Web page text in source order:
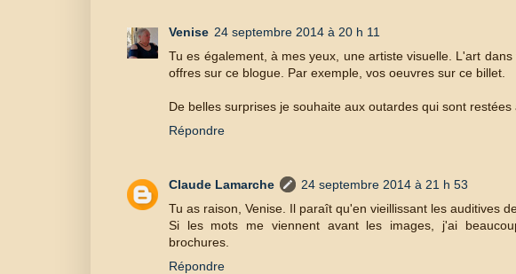
Venise 24 septembre 2014 à 20 h 11
Tu es également, à mes yeux, une artiste visuelle. L'art
offres sur ce blogue. Par exemple, vos oeuvres sur ce billet.
De belles surprises je souhaite aux outardes qui sont restées
Répondre
Claude Lamarche
24 septembre 2014 à 21 h 53
Tu as raison, Venise. Il paraît qu'en vieillissant les auditives
Si les mots me viennent avant les images, j'ai
brochures.
Répondre